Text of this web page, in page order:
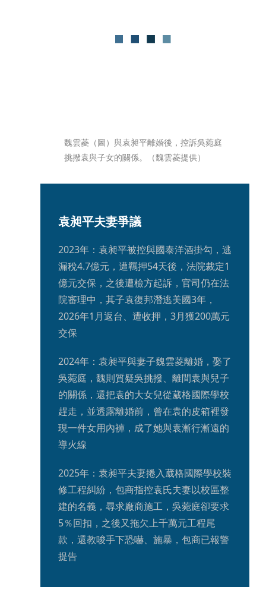
魏雲菱（圖）與袁昶平離婚後，控訴吳菀庭
挑撥袁與子女的關係。（魏雲菱提供）
袁昶平夫妻爭議
2023年：袁昶平被控與國泰洋酒掛勾，逃
漏稅4.7億元，遭羈押54天後，法院裁定1
億元交保，之後遭檢方起訴，官司仍在法
院審理中，其子袁復邦潛逃美國3年，
2026年1月返台、遭收押，3月獲200萬元
交保
2024年：袁昶平與妻子魏雲菱離婚，娶了
吳菀庭，魏則質疑吳挑撥、離間袁與兒子
的關係，還把袁的大女兒從葳格國際學校
趕走，並透露離婚前，曾在袁的皮箱裡發
現一件女用內褲，成了她與袁漸行漸遠的
導火線
2025年：袁昶平夫妻捲入葳格國際學校裝
修工程糾紛，包商指控袁氏夫妻以校區整
建的名義，尋求廠商施工，吳菀庭卻要求
5％回扣，之後又拖欠上千萬元工程尾
款，還教唆手下恐嚇、施暴，包商已報警
提告